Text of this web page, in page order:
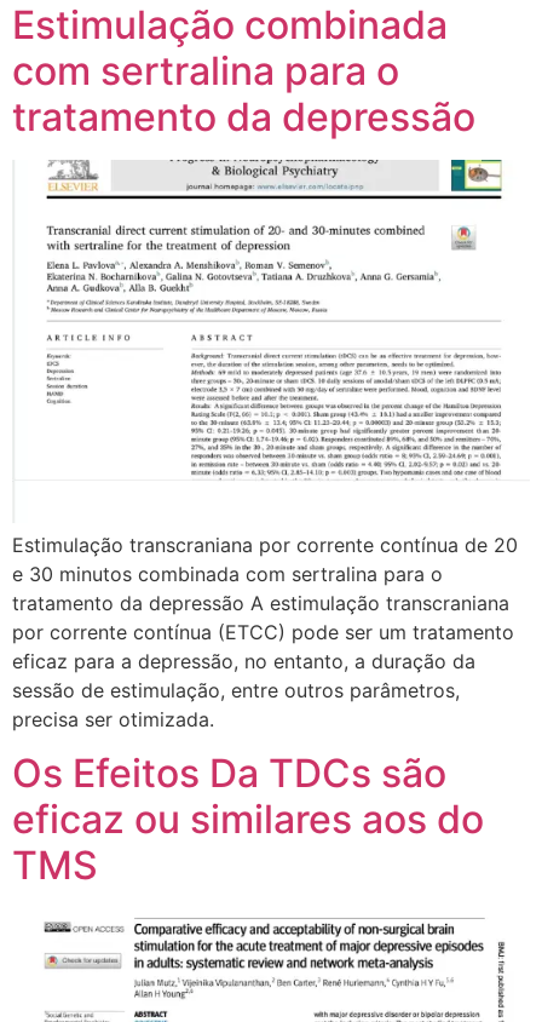
Estimulação combinada
com sertralina para o
tratamento da depressão
Estimulação transcraniana por corrente contínua de 20
e 30 minutos combinada com sertralina para o
tratamento da depressão A estimulação transcraniana
por corrente contínua (ETCC) pode ser um tratamento
eficaz para a depressão, no entanto, a duração da
sessão de estimulação, entre outros parâmetros,
precisa ser otimizada.
Os Efeitos Da TDCs são
eficaz ou similares aos do
TMS